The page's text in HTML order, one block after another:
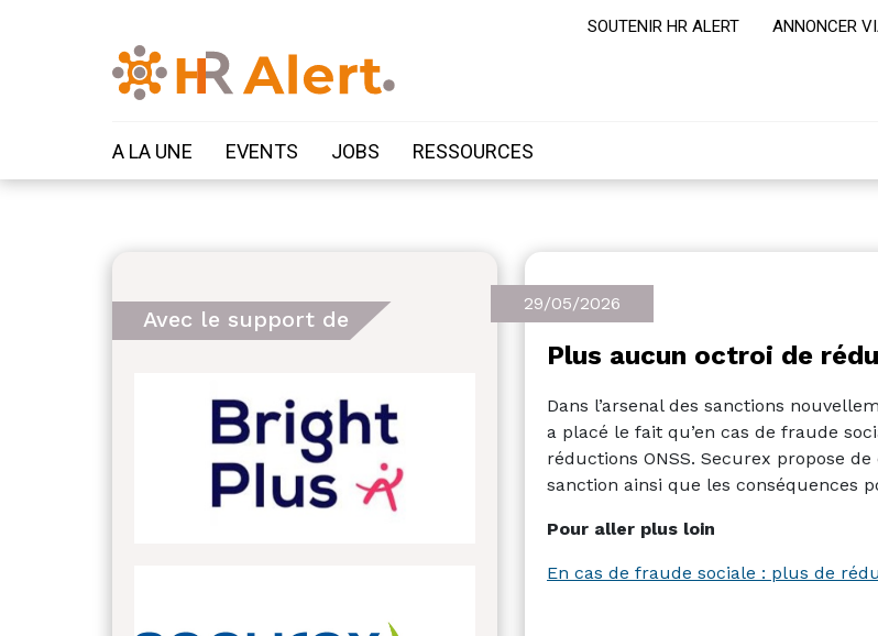
SOUTENIR HR ALERT ANNONCER
A LA UNE EVENTS JOBS RESSOURCES
Avec le support de
29/05/2026
Plus aucun octroi de
Dans l’arsenal des sanctions
a placé le fait qu’en cas de fraude
réductions ONSS. Securex propose
sanction ainsi que les conséquences
Pour aller plus loin
En cas de fraude sociale : plus de